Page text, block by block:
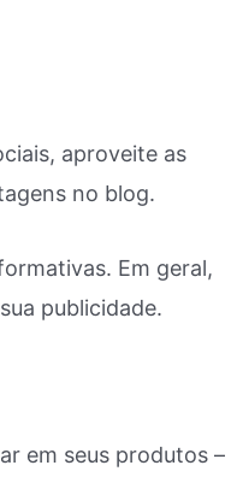
aproveite as
no blog.
Em geral,
publicidade.
em seus produtos –